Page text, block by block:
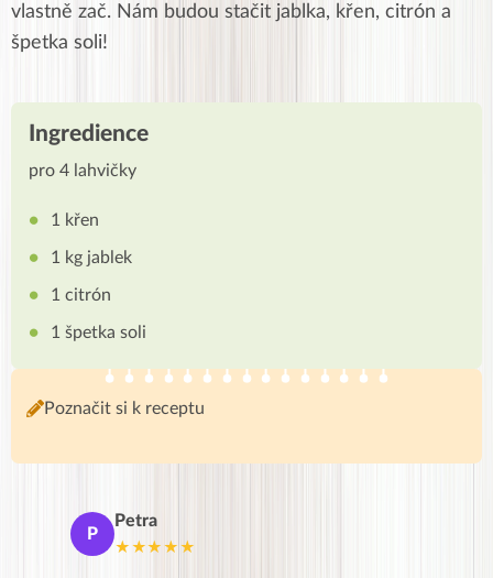
vlastně zač. Nám budou stačit jablka, křen, citrón a
špetka soli!
Ingredience
pro 4 lahvičky
1 křen
1 kg jablek
1 citrón
1 špetka soli
Poznačit si k receptu
P
Petra
★★★★★